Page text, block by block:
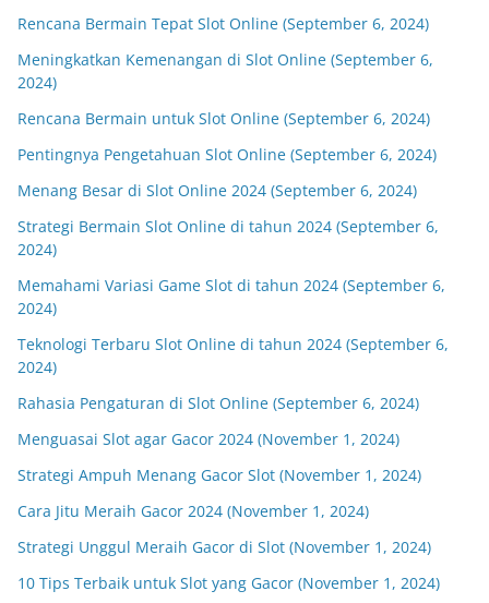
Rencana Bermain Tepat Slot Online (September 6, 2024)
Meningkatkan Kemenangan di Slot Online (September 6,
2024)
Rencana Bermain untuk Slot Online (September 6, 2024)
Pentingnya Pengetahuan Slot Online (September 6, 2024)
Menang Besar di Slot Online 2024 (September 6, 2024)
Strategi Bermain Slot Online di tahun 2024 (September 6,
2024)
Memahami Variasi Game Slot di tahun 2024 (September 6,
2024)
Teknologi Terbaru Slot Online di tahun 2024 (September 6,
2024)
Rahasia Pengaturan di Slot Online (September 6, 2024)
Menguasai Slot agar Gacor 2024 (November 1, 2024)
Strategi Ampuh Menang Gacor Slot (November 1, 2024)
Cara Jitu Meraih Gacor 2024 (November 1, 2024)
Strategi Unggul Meraih Gacor di Slot (November 1, 2024)
10 Tips Terbaik untuk Slot yang Gacor (November 1, 2024)